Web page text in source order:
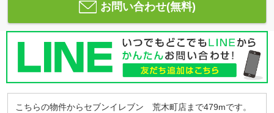
お問い合わせ(無料)
こちらの物件からセブンイレブン 荒木町店まで479mです。